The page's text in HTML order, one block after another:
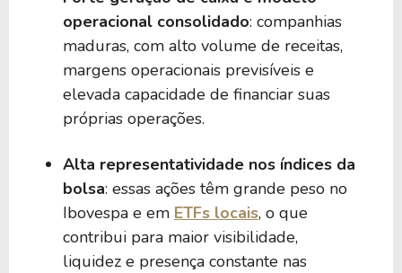
operacional consolidado: companhias
maduras, com alto volume de receitas,
margens operacionais previsíveis e
elevada capacidade de financiar suas
próprias operações.
Alta representatividade nos índices da
bolsa: essas ações têm grande peso no
Ibovespa e em ETFs locais, o que
contribui para maior visibilidade,
liquidez e presença constante nas